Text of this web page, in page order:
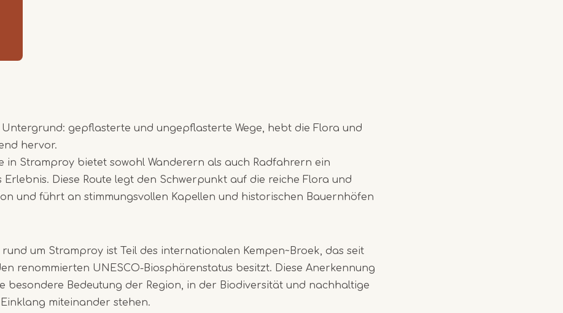
Untergrund: gepflasterte und ungepflasterte Wege, hebt die Flora und
hervor.
in Stramproy bietet sowohl Wanderern als auch Radfahrern ein
Erlebnis. Diese Route legt den Schwerpunkt auf die reiche Flora und
und führt an stimmungsvollen Kapellen und historischen Bauernhöfen
um Stramproy ist Teil des internationalen Kempen~Broek, das seit
renommierten UNESCO-Biosphärenstatus besitzt. Diese Anerkennung
besondere Bedeutung der Region, in der Biodiversität und nachhaltige
miteinander stehen.